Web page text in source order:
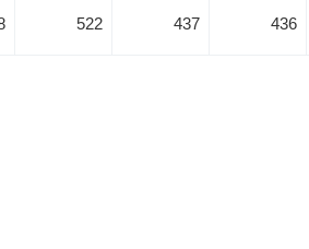
522 437 436